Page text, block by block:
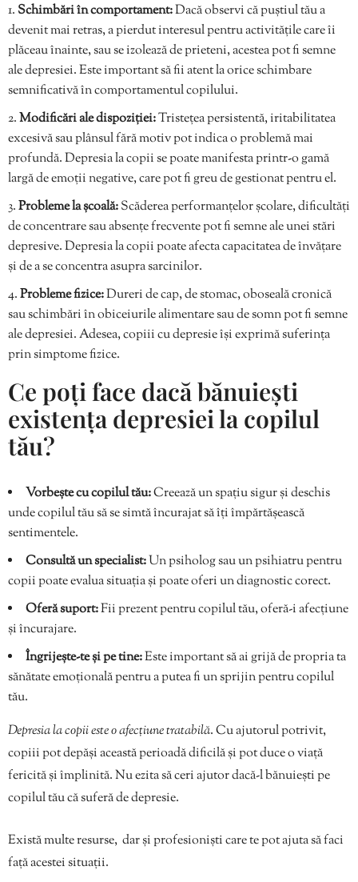
Schimbări în comportament:Dacă observi că puștiul tău a
devenit mai retras, a pierdut interesul pentru activitățile care îi
plăceau înainte, sau se izolează de prieteni, acestea pot fi semne
ale depresiei. Este important să fii atent la orice schimbare
semnificativă în comportamentul copilului.
Modificări ale dispoziției:Tristețea persistentă, iritabilitatea
excesivă sau plânsul fără motiv pot indica o problemă mai
profundă. Depresia la copii se poate manifesta printr-o gamă
largă de emoții negative, care pot fi greu de gestionat pentru el.
Probleme la școală:Scăderea performanțelor școlare, dificultăți
de concentrare sau absențe frecvente pot fi semne ale unei stări
depresive. Depresia la copii poate afecta capacitatea de învățare
și de a se concentra asupra sarcinilor.
Probleme fizice:Dureri de cap, de stomac, oboseală cronică
sau schimbări în obiceiurile alimentare sau de somn pot fi semne
ale depresiei. Adesea, copiii cu depresie își exprimă suferința
prin simptome fizice.
Ce poți face dacă bănuiești
existența depresiei la copilul
tău?
Vorbește cu copilul tău:Creează un spațiu sigur și deschis
unde copilul tău să se simtă încurajat să îți împărtășească
sentimentele.
Consultă un specialist:Un psiholog sau un psihiatru pentru
copii poate evalua situația și poate oferi un diagnostic corect.
Oferă suport:Fii prezent pentru copilul tău, oferă-i afecțiune
și încurajare.
Îngrijește-te și pe tine:Este important să ai grijă de propria ta
sănătate emoțională pentru a putea fi un sprijin pentru copilul
tău.
Depresia la copii este o afecțiune tratabilă. Cu ajutorul potrivit,
copiii pot depăși această perioadă dificilă și pot duce o viață
fericită și împlinită. Nu ezita să ceri ajutor dacă-l bănuiești pe
copilul tău că suferă de depresie.
Există multe resurse, dar și profesioniști care te pot ajuta să faci
față acestei situații.